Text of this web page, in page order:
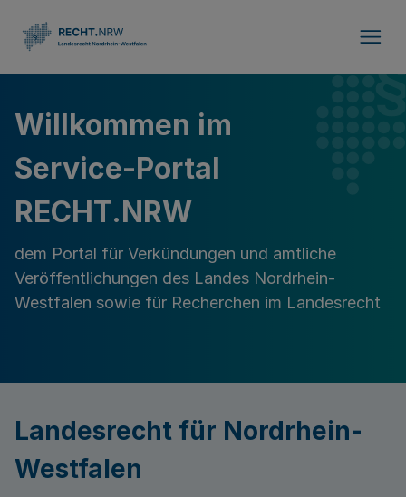
Willkommen im
Service-Portal
RECHT.NRW
dem Portal für Verkündungen und amtliche
Veröffentlichungen des Landes Nordrhein-
Westfalen sowie für Recherchen im Landesrecht
Landesrecht für Nordrhein-
Westfalen